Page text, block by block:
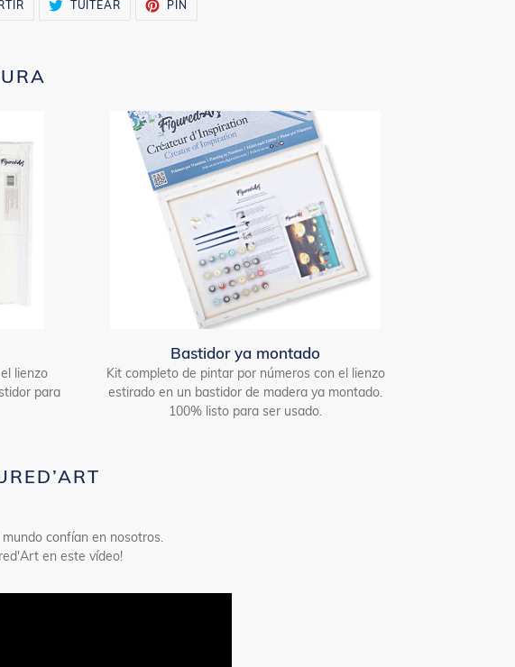
EN
TUITEAR PIN
lienzo
para
Bastidor ya montado
Kit completo de pintar por números con el lienzo
estirado en un bastidor de madera ya montado.
100% listo para ser usado.
confían en nosotros.
en este vídeo!